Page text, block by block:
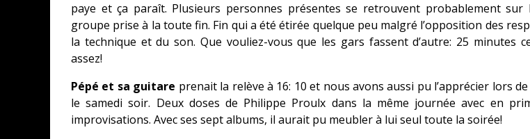
paye et ça paraît. Plusieurs personnes présentes se retrouvent probablement sur
groupe prise à la toute fin. Fin qui a été étirée quelque peu malgré l’opposition des
la technique et du son. Que vouliez-vous que les gars fassent d’autre: 25 minutes
assez!
Pépé et sa guitare prenait la relève à 16: 10 et nous avons aussi pu l’apprécier lors
le samedi soir. Deux doses de Philippe Proulx dans la même journée avec en
improvisations. Avec ses sept albums, il aurait pu meubler à lui seul toute la soirée!